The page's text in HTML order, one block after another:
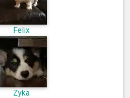
Felix
Zyka